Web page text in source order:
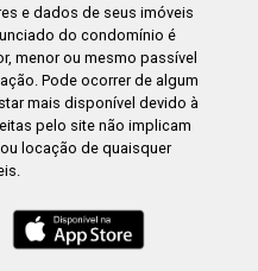
e dados de seus imóveis
do condomínio é
menor ou mesmo passível
Pode ocorrer de algum
mais disponível devido à
pelo site não implicam
locação de quaisquer